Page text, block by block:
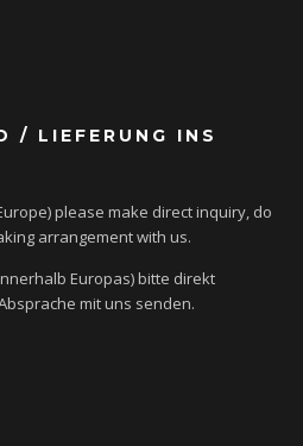
/ LIEFERUNG INS
please make direct inquiry, do
arrangement with us.
Europas) bitte direkt
mit uns senden.